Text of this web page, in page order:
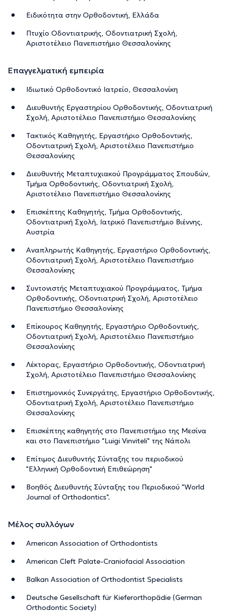
Ειδικότητα στην Ορθοδοντική, Ελλάδα
Πτυχίο Οδοντιατρικής, Οδοντιατρική Σχολή,
Αριστοτέλειο Πανεπιστήμιο Θεσσαλονίκης
Επαγγελματική εμπειρία
Ιδιωτικό Ορθοδοντικό Ιατρείο, Θεσσαλονίκη
Διευθυντής Εργαστηρίου Ορθοδοντικής, Οδοντιατρική
Σχολή, Αριστοτέλειο Πανεπιστήμιο Θεσσαλονίκης
Τακτικός Καθηγητής, Εργαστήριο Ορθοδοντικής,
Οδοντιατρική Σχολή, Αριστοτέλειο Πανεπιστήμιο
Θεσσαλονίκης
Διευθυντής Μεταπτυχιακού Προγράμματος Σπουδών,
Τμήμα Ορθοδοντικής, Οδοντιατρική Σχολή,
Αριστοτέλειο Πανεπιστήμιο Θεσσαλονίκης
Επισκέπτης Καθηγητής, Τμήμα Ορθοδοντικής,
Οδοντιατρική Σχολή, Ιατρικό Πανεπιστήμιο Βιέννης,
Αυστρία
Αναπληρωτής Καθηγητής, Εργαστήριο Ορθοδοντικής,
Οδοντιατρική Σχολή, Αριστοτέλειο Πανεπιστήμιο
Θεσσαλονίκης
Συντονιστής Μεταπτυχιακού Προγράμματος, Τμήμα
Ορθοδοντικής, Οδοντιατρική Σχολή, Αριστοτέλειο
Πανεπιστήμιο Θεσσαλονίκης
Επίκουρος Καθηγητής, Εργαστήριο Ορθοδοντικής,
Οδοντιατρική Σχολή, Αριστοτέλειο Πανεπιστήμιο
Θεσσαλονίκης
Λέκτορας, Εργαστήριο Ορθοδοντικής, Οδοντιατρική
Σχολή, Αριστοτέλειο Πανεπιστήμιο Θεσσαλονίκης
Επιστημονικός Συνεργάτης, Εργαστήριο Ορθοδοντικής,
Οδοντιατρική Σχολή, Αριστοτέλειο Πανεπιστήμιο
Θεσσαλονίκης
Επισκέπτης καθηγητής στο Πανεπιστήμιο της Μεσίνα
και στο Πανεπιστήμιο "Luigi Vinviteli" της Νάπολι
Επίτιμος Διευθυντής Σύνταξης του περιοδικού
"Ελληνική Ορθοδοντική Επιθεώρηση"
Βοηθός Διευθυντής Σύνταξης του Περιοδικού "World
Journal of Orthodontics".
Μέλος συλλόγων
American Association of Orthodontists
American Cleft Palate-Craniofacial Association
Balkan Association of Orthodontist Specialists
Deutsche Gesellschaft für Kieferorthopädie (German
Orthodontic Society)